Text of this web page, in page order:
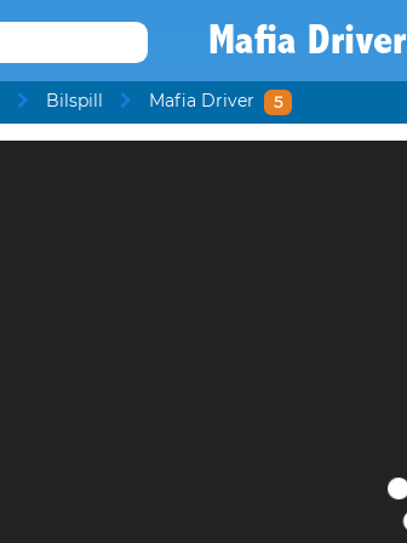
Mafia Driver
Bilspill Mafia Driver 5